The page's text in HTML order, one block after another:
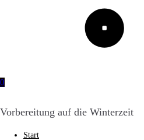
0
Vorbereitung auf die Winterzeit
Start